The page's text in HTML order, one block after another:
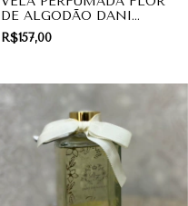
DE ALGODÃO DANI
FERNANDES
R$157,00